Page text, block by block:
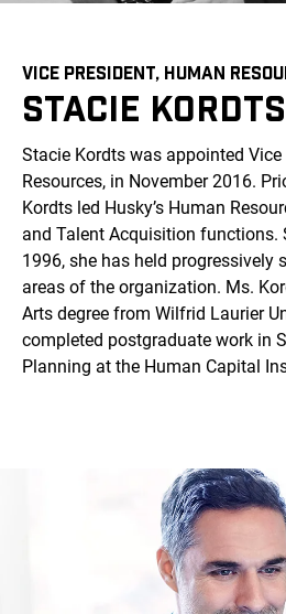
VICE PRESIDENT, HUMAN
STACIE KORDTS
Stacie Kordts was appointed Vice
Resources, in November 2016.
Kordts led Husky’s Human
and Talent Acquisition functions.
1996, she has held progressively
areas of the organization. Ms.
Arts degree from Wilfrid Laurier
completed postgraduate work in
Planning at the Human Capital